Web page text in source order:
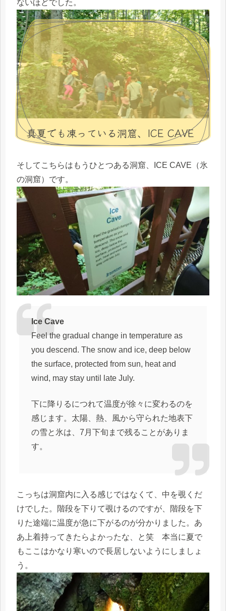
ないほどでした。
真夏でも凍っている洞窟、ICE CAVE
そしてこちらはもうひとつある洞窟、ICE CAVE（氷
の洞窟）です。
Ice Cave
Feel the gradual change in temperature as
you descend. The snow and ice, deep below
the surface, protected from sun, heat and
wind, may stay until late July.
下に降りるにつれて温度が徐々に変わるのを
感じます。太陽、熱、風から守られた地表下
の雪と氷は、7月下旬まで残ることがありま
す。
こっちは洞窟内に入る感じではなくて、中を覗くだ
けでした。階段を下りて覗けるのですが、階段を下
りた途端に温度が急に下がるのが分かりました。あ
あ上着持ってきたらよかったな、と笑 本当に夏で
もここはかなり寒いので長居しないようにしましょ
う。